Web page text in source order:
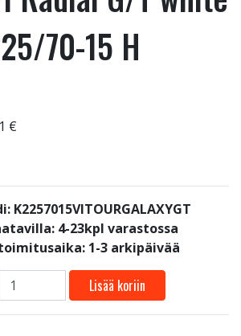
70-15 H
€
K2257015VITOURGALAXYGT
4-23kpl varastossa
1-3 arkipäivää
Lisää koriin